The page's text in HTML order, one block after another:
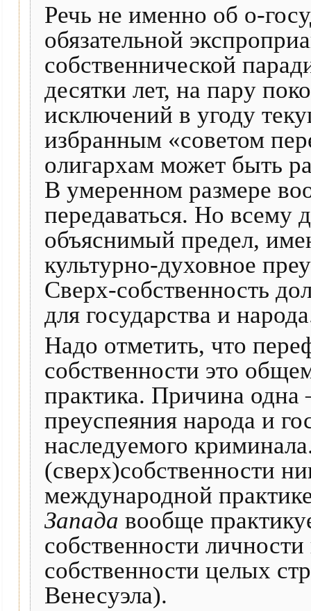
Речь не именно об о-
обязательной
собственнической
десятки лет, на пару
исключений в угоду
избранным «советом
олигархам может быть
В умеренном размере
передаваться. Но всему
объяснимый предел,
культурно-духовное
Сверх-собственность
для государства и
Надо отметить, что
собственности это
практика. Причина одна
преуспеяния народа и
наследуемого
(сверх)собственности
международной
Запада вообще
собственности
собственности целых
Венесуэла).